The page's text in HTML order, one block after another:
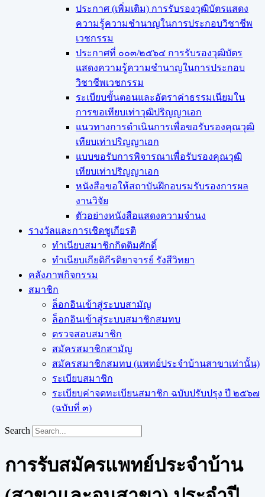
ประกาศ (เพิ่มเติม) การรับรองวุฒิบัตรแสดง
ความรู้ความชำนาญในการประกอบวิชาชีพ
เวชกรรม
ประกาศที่ ๐๐๓/๒๕๖๔ การรับรองวุฒิบัตร
แสดงความรู้ความชำนาญในการประกอบ
วิชาชีพเวชกรรม
ระเบียบขั้นตอนและอัตราค่าธรรมเนียมใน
การขอเทียบเท่าวุฒิปริญญาเอก
แนวทางการดำเนินการเพื่อขอรับรองคุณวุฒิ
เทียบเท่าปริญญาเอก
แบบขอรับการพิจารณาเพื่อรับรองคุณวุฒิ
เทียบเท่าปริญญาเอก
หนังสือขอให้สถาบันฝึกอบรมรับรองการผล
งานวิจัย
ตัวอย่างหนังสือแสดงความจำนง
รางวัลและการเชิดชูเกียรติ
ทำเนียบสมาชิกกิตติมศักดิ์
ทำเนียบเกียติกีรติยาจารย์ รังสีวิทยา
คลังภาพกิจกรรม
สมาชิก
ล็อกอินเข้าสู่ระบบสามัญ
ล็อกอินเข้าสู่ระบบสมาชิกสมทบ
ตรวจสอบสมาชิก
สมัครสมาชิกสามัญ
สมัครสมาชิกสมทบ (แพทย์ประจำบ้านสาขาเท่านั้น)
ระเบียบสมาชิก
ระเบียบค่าจดทะเบียนสมาชิก ฉบับปรับปรุง ปี ๒๕๖๗
(ฉบับที่ ๓)
Search
การรับสมัครแพทย์ประจำบ้าน